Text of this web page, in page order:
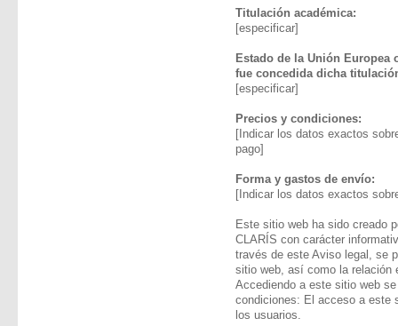
Titulación académica:
[especificar]
Estado de la Unión
fue concedida dicha
[especificar]
Precios y condiciones:
[Indicar los datos exactos
pago]
Forma y gastos de envío:
[Indicar los datos exactos
Este sitio web ha sido creado
CLARÍS con carácter
través de este Aviso legal, se
sitio web, así como la relación
Accediendo a este sitio web
condiciones: El acceso a este
los usuarios.